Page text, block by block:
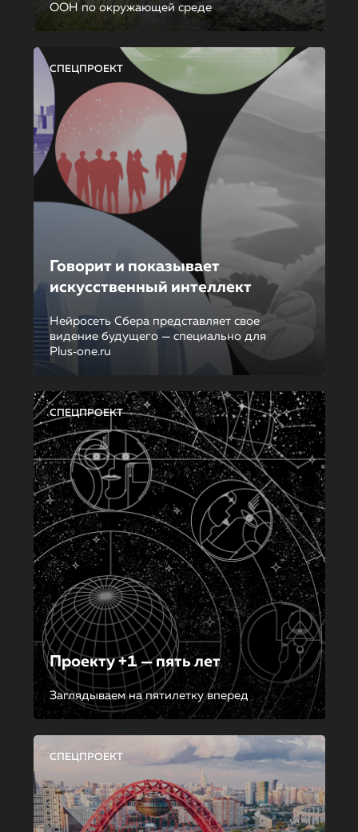
ООН по окружающей среде
СПЕЦПРОЕКТ
Говорит и показывает
искусственный интеллект
Нейросеть Сбера представляет свое
видение будущего — специально для
Plus‑one.ru
СПЕЦПРОЕКТ
Проекту +1 — пять лет
Заглядываем на пятилетку вперед
СПЕЦПРОЕКТ